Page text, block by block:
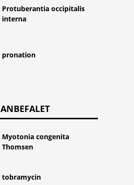
Protuberantia occipitalis
interna
pronation
ANBEFALET
Myotonia congenita
Thomsen
tobramycin